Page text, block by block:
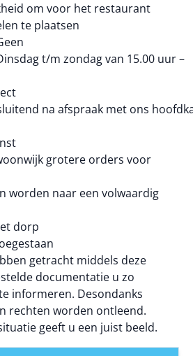
om voor het restaurant
te plaatsen
t/m zondag van 15.00 uur –
na afspraak met ons
grotere orders voor
worden naar een volwaardig
dorp
getracht middels deze
documentatie u zo
informeren. Desondanks
rechten worden ontleend.
geeft u een juist beeld.